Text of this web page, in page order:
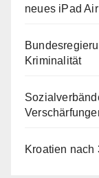
neues iPad
Kriminalität
Kroatien nach